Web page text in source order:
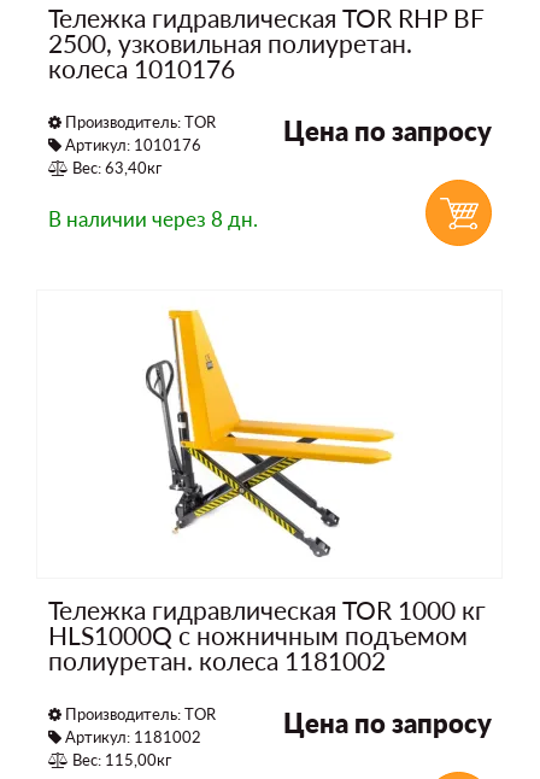
Тележка гидравлическая TOR RHP BF
2500, узковильная полиуретан.
колеса 1010176
Производитель:TOR
Артикул: 1010176
Вес: 63,40кг
Цена по запросу
В наличии через 8 дн.
Тележка гидравлическая TOR 1000 кг
HLS1000Q с ножничным подъемом
полиуретан. колеса 1181002
Производитель:TOR
Артикул: 1181002
Вес: 115,00кг
Цена по запросу